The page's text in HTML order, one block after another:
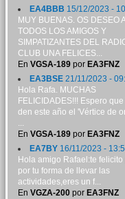
EA4BBB 15/12/2023 -
MUY BUENAS. OS DESEO A
TODOS LOS AMIGOS Y
SIMPATIZANTES DEL
CLUB UNA FELICES...
En VGSA-189por EA3FNZ
EA3BSE21/11/2023 -
Hola Rafa. MUCHAS
FELICIDADES!!! Espero que
den este año el 'Vértice de
...
En VGSA-189por EA3FNZ
EA7BY16/11/2023 -
Hola amigo Rafael:te felicito
por tu forma de llevar las
actividades,eres un f...
En VGZA-200por EA3FNZ